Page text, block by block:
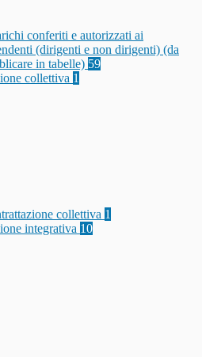
conferiti e autorizzati ai
(dirigenti e non dirigenti) (da
in tabelle) 59
collettiva 1
collettiva 1
integrativa 10